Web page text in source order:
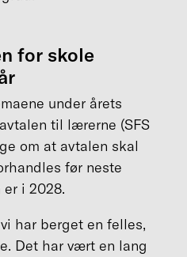
for skole
under årets
til lærerne (SFS
om at avtalen skal
før neste
i 2028.
har berget en felles,
Det har vært en lang